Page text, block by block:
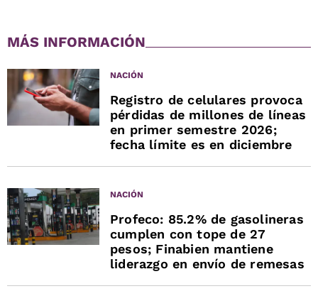
MÁS INFORMACIÓN
NACIÓN
Registro de celulares provoca
pérdidas de millones de líneas
en primer semestre 2026;
fecha límite es en diciembre
NACIÓN
Profeco: 85.2% de gasolineras
cumplen con tope de 27
pesos; Finabien mantiene
liderazgo en envío de remesas